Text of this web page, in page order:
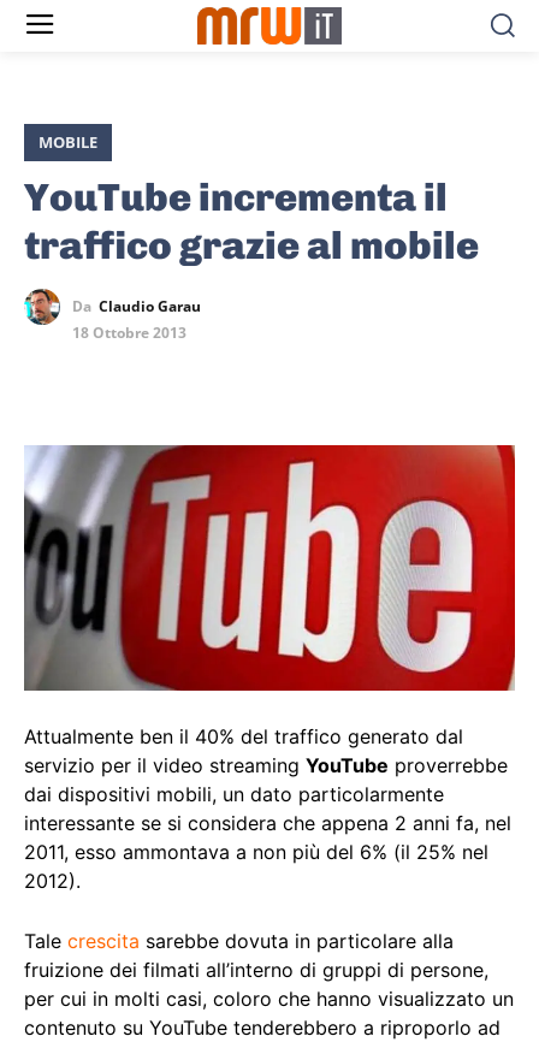
MOBILE
YouTube incrementa il
traffico grazie al mobile
Da Claudio Garau
18 Ottobre 2013
Attualmente ben il 40% del traffico generato dal
servizio per il video streaming YouTube proverrebbe
dai dispositivi mobili, un dato particolarmente
interessante se si considera che appena 2 anni fa, nel
2011, esso ammontava a non più del 6% (il 25% nel
2012).
Tale crescita sarebbe dovuta in particolare alla
fruizione dei filmati all’interno di gruppi di persone,
per cui in molti casi, coloro che hanno visualizzato un
contenuto su YouTube tenderebbero a riproporlo ad